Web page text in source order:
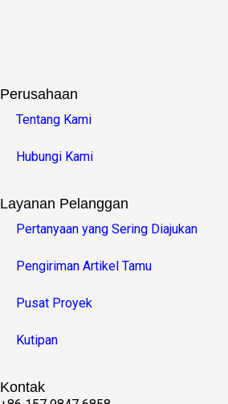
Perusahaan
Tentang Kami
Hubungi Kami
Layanan Pelanggan
Pertanyaan yang Sering Diajukan
Pengiriman Artikel Tamu
Pusat Proyek
Kutipan
Kontak